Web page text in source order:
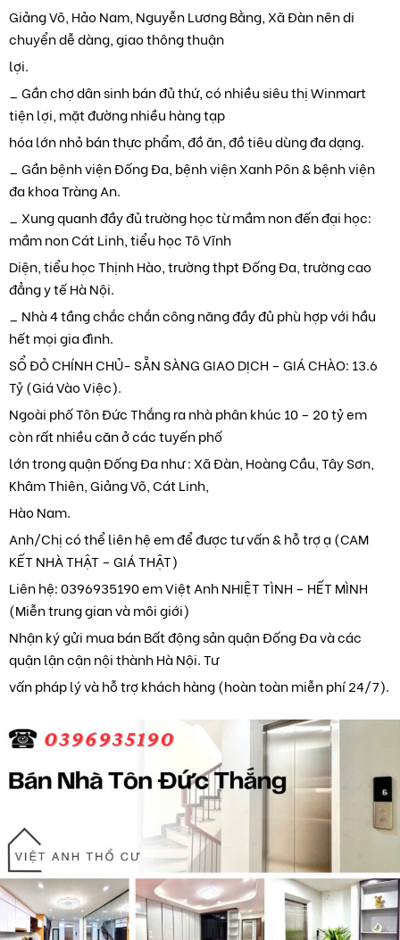
Giảng Võ, Hảo Nam, Nguyễn Lương Bằng, Xã Đàn nên di
chuyển dễ dàng, giao thông thuận
lợi.
_ Gần chợ dân sinh bán đủ thứ, có nhiều siêu thị Winmart
tiện lợi, mặt đường nhiều hàng tạp
hóa lớn nhỏ bán thực phẩm, đồ ăn, đồ tiêu dùng đa dạng.
_ Gần bệnh viện Đống Đa, bệnh viện Xanh Pôn & bệnh viện
đa khoa Tràng An.
_ Xung quanh đầy đủ trường học từ mầm non đến đại học:
mầm non Cát Linh, tiểu học Tô Vĩnh
Diện, tiểu học Thịnh Hào, trường thpt Đống Đa, trường cao
đẳng y tế Hà Nội.
_ Nhà 4 tầng chắc chắn công năng đầy đủ phù hợp với hầu
hết mọi gia đình.
SỔ ĐỎ CHÍNH CHỦ- SẴN SÀNG GIAO DỊCH – GIÁ CHÀO: 13.6
Tỷ (Giá Vào Việc).
Ngoài phố Tôn Đức Thắng ra nhà phân khúc 10 – 20 tỷ em
còn rất nhiều căn ở các tuyến phố
lớn trong quận Đống Đa như : Xã Đàn, Hoàng Cầu, Tây Sơn,
Khâm Thiên, Giảng Võ, Cát Linh,
Hào Nam.
Anh/Chị có thể liên hệ em để được tư vấn & hỗ trợ ạ (CAM
KẾT NHÀ THẬT – GIÁ THẬT)
Liên hệ: 0396935190 em Việt Anh NHIỆT TÌNH – HẾT MÌNH
(Miễn trung gian và môi giới)
Nhận ký gửi mua bán Bất động sản quận Đống Đa và các
quận lận cận nội thành Hà Nội. Tư
vấn pháp lý và hỗ trợ khách hàng (hoàn toàn miễn phí 24/7).